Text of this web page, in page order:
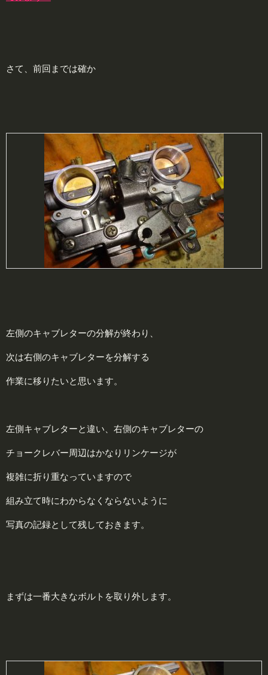
さて、前回までは確か
左側のキャブレターの分解が終わり、
次は右側のキャブレターを分解する
作業に移りたいと思います。
左側キャブレターと違い、右側のキャブレターの
チョークレバー周辺はかなりリンケージが
複雑に折り重なっていますので
組み立て時にわからなくならないように
写真の記録として残しておきます。
まずは一番大きなボルトを取り外します。